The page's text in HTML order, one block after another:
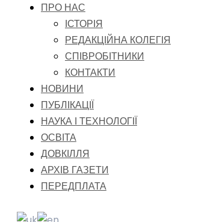
ПРО НАС
ІСТОРІЯ
РЕДАКЦІЙНА КОЛЕГІЯ
СПІВРОБІТНИКИ
КОНТАКТИ
НОВИНИ
ПУБЛІКАЦІЇ
НАУКА І ТЕХНОЛОГІЇ
ОСВІТА
ДОВКІЛЛЯ
АРХІВ ГАЗЕТИ
ПЕРЕДПЛАТА